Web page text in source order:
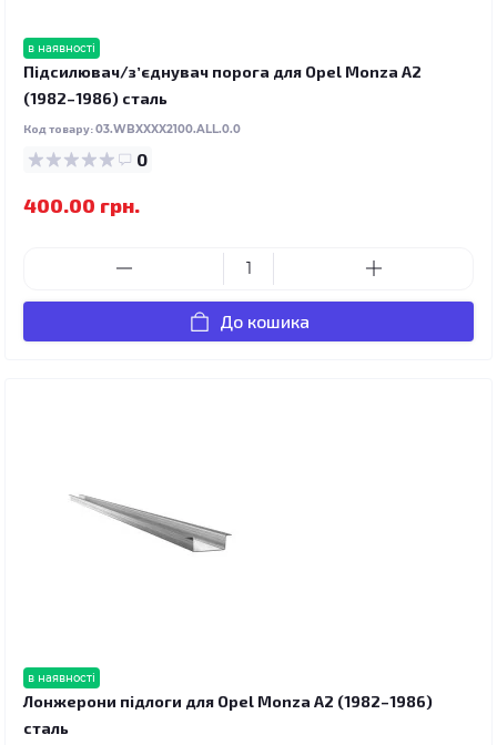
в наявності
Підсилювач/зʼєднувач порога для Opel Monza A2
(1982–1986) сталь
Код товару:03.WBXXXX2100.ALL.0.0
0
400.00 грн.
До кошика
в наявності
Лонжерони підлоги для Opel Monza A2 (1982–1986)
сталь